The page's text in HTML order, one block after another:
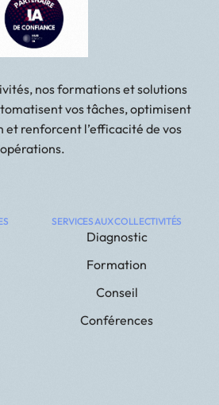
nos formations et solutions
vos tâches, optimisent
renforcent l’efficacité de vos
opérations.
SERVICES AUX COLLECTIVITÉS
Diagnostic
Formation
Conseil
Conférences